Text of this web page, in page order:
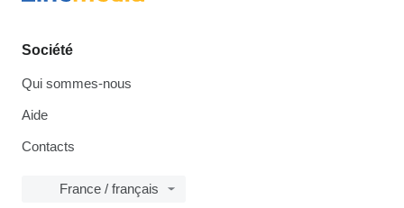
Société
Qui sommes-nous
Aide
Contacts
France / français